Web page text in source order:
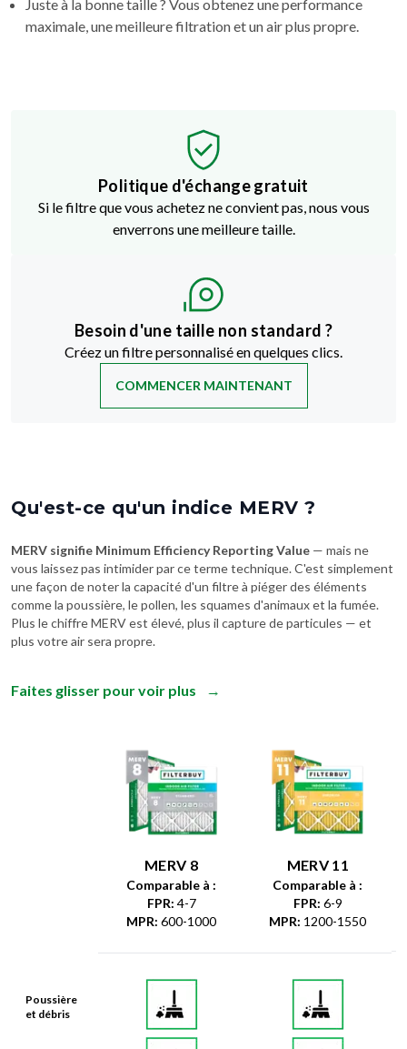
Juste à la bonne taille ? Vous obtenez une performance
maximale, une meilleure filtration et un air plus propre.
Politique d'échange gratuit
Si le filtre que vous achetez ne convient pas, nous vous
enverrons une meilleure taille.
Besoin d'une taille non standard ?
Créez un filtre personnalisé en quelques clics.
COMMENCER MAINTENANT
Qu'est-ce qu'un indice MERV ?
MERV signifie Minimum Efficiency Reporting Value — mais ne
vous laissez pas intimider par ce terme technique. C'est simplement
une façon de noter la capacité d'un filtre à piéger des éléments
comme la poussière, le pollen, les squames d'animaux et la fumée.
Plus le chiffre MERV est élevé, plus il capture de particules — et
plus votre air sera propre.
Faites glisser pour voir plus →
Poussière
et débris
MERV 8
Comparable à :
FPR: 4-7
MPR: 600-1000
MERV 11
Comparable à :
FPR: 6-9
MPR: 1200-1550